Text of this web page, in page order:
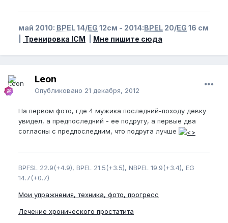
май 2010: BPEL14/EG 12см - 2014:BPEL 20/EG 16 см
Тренировка ICM Мне пишите сюда
Leon
Опубликовано 21 декабря, 2012
На первом фото, где 4 мужика последний-походу девку
увидел, а предпоследний - ее подругу, а первые два
согласны с предпоследним, что подруга лучше
BPFSL 22.9(+4.9), BPEL 21.5(+3.5), NBPEL 19.9(+3.4), EG
14.7(+0.7)
Мои упражнения, техника, фото, прогресс
Лечение хронического простатита